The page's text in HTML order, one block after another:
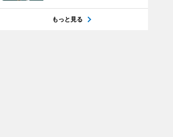
もっと見る